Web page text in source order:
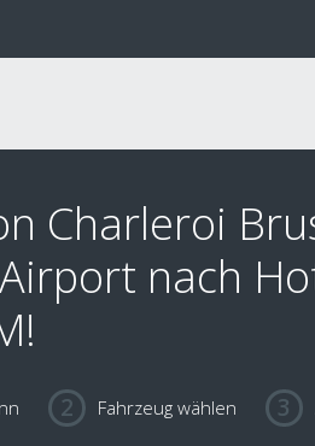
Charleroi
nach
Fahrzeug wählen